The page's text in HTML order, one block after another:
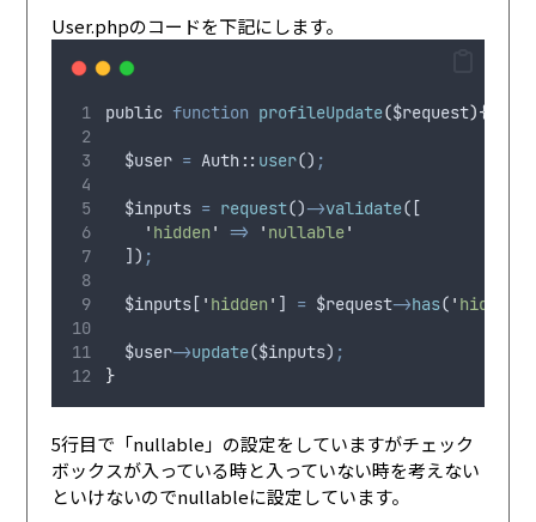
User.phpのコードを下記にします。
public function profileUpdate($request){
$user = Auth : : user() ;
$inputs = request()->validate([
' hidden ' => ' nullable'
  ])
;
$inputs [ ' hidden ' ] = $request->has( ' hidden
$user->update($inputs) ;
}
5行目で「nullable」の設定をしていますがチェック
ボックスが入っている時と入っていない時を考えない
といけないのでnullableに設定しています。